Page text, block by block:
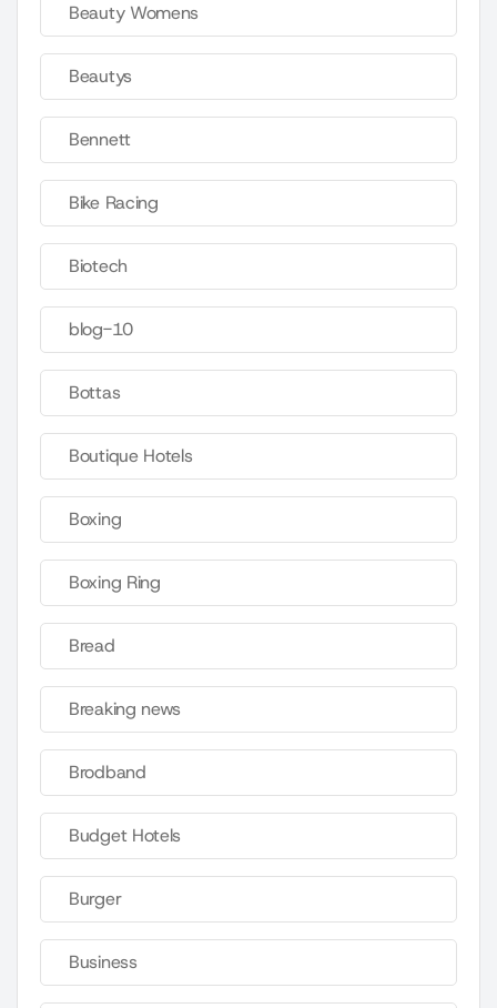
Beauty Womens
Beautys
Bennett
Bike Racing
Biotech
blog-10
Bottas
Boutique Hotels
Boxing
Boxing Ring
Bread
Breaking news
Brodband
Budget Hotels
Burger
Business